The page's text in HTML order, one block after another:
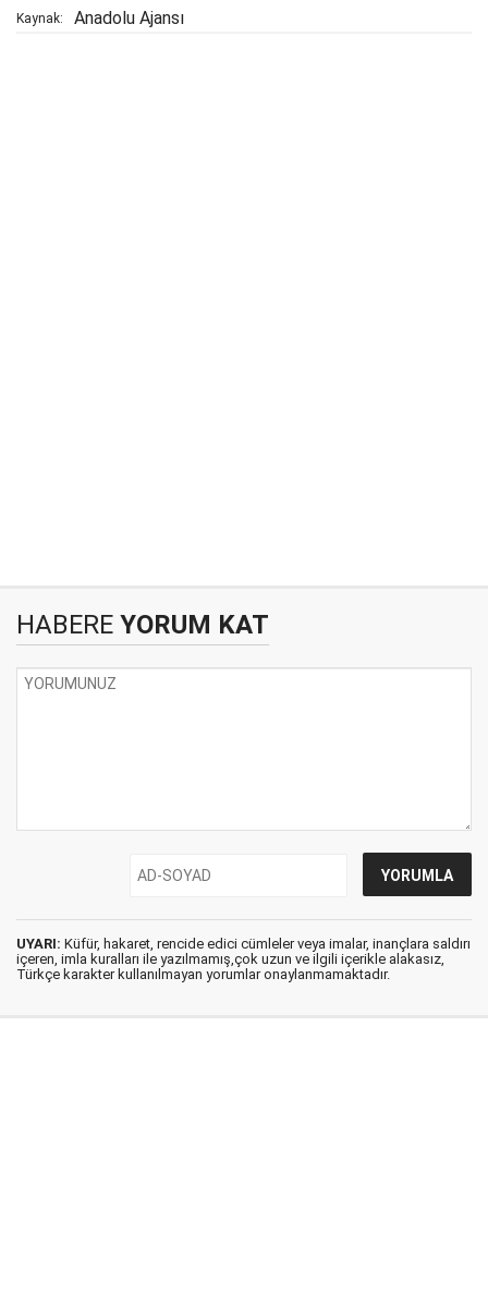
Kaynak: Anadolu Ajansı
HABERE YORUM KAT
UYARI: Küfür, hakaret, rencide edici cümleler veya imalar, inançlara saldırı
içeren, imla kuralları ile yazılmamış,çok uzun ve ilgili içerikle alakasız,
Türkçe karakter kullanılmayan yorumlar onaylanmamaktadır.